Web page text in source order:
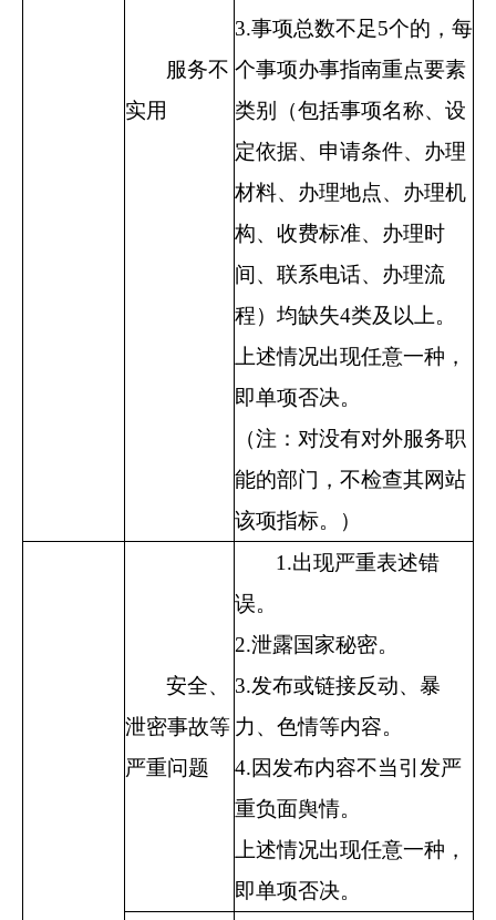
服务不
实用
3.事项总数不足5个的，每
个事项办事指南重点要素
类别（包括事项名称、设
定依据、申请条件、办理
材料、办理地点、办理机
构、收费标准、办理时
间、联系电话、办理流
程）均缺失4类及以上。
上述情况出现任意一种，
即单项否决。
（注：对没有对外服务职
能的部门，不检查其网站
该项指标。）
安全、
泄密事故等
严重问题
1.出现严重表述错
误。
2.泄露国家秘密。
3.发布或链接反动、暴
力、色情等内容。
4.因发布内容不当引发严
重负面舆情。
上述情况出现任意一种，
即单项否决。